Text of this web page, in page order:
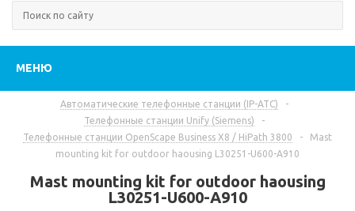
МЕНЮ
Автоматические телефонные станции (IP-АТС)
-
Телефонные станции Unify (Siemens)
-
Телефонные станции OpenScape Business X8 / HiPath 3800
-
Mast
mounting kit for outdoor haousing L30251-U600-A910
Mast mounting kit for outdoor haousing
L30251-U600-A910